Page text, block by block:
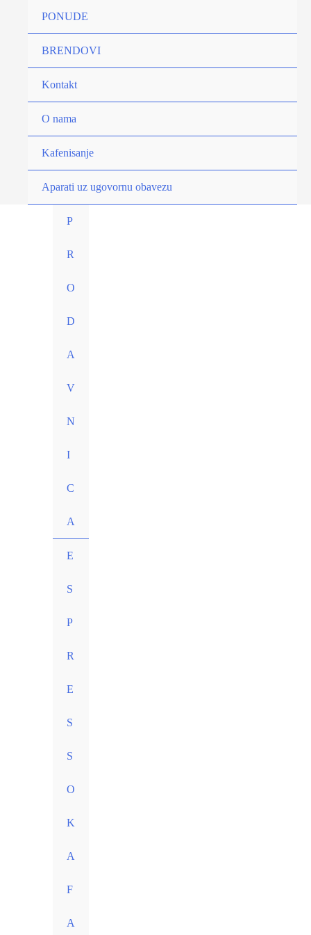
PONUDE
BRENDOVI
Kontakt
O nama
Kafenisanje
Aparati uz ugovornu obavezu
P
R
O
D
A
V
N
I
C
A
E
S
P
R
E
S
S
O
K
A
F
A